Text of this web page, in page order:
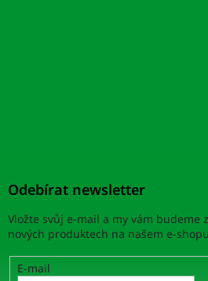
Odebírat newsletter
Vložte svůj e-mail a my vám budeme
nových produktech na našem e-
E-mail